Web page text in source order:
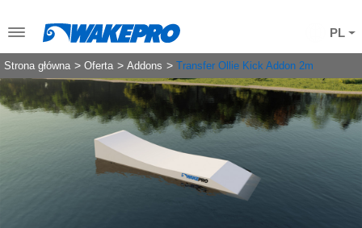
PL
Strona główna Oferta Addons Transfer Ollie Kick Addon 2m